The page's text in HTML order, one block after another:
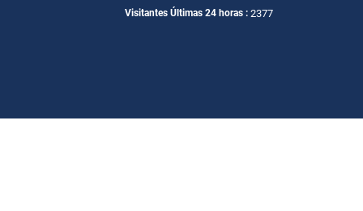
Visitantes Últimas 24 horas : 2377